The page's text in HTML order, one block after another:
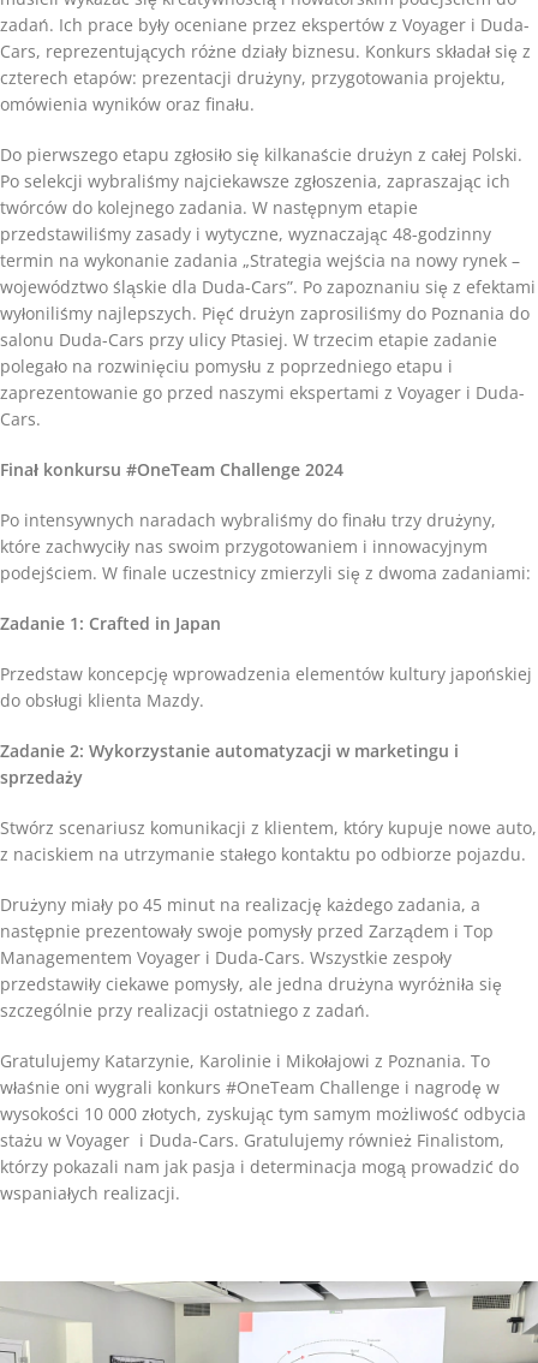
zadań. Ich prace były oceniane przez ekspertów z Voyager i Duda-
Cars, reprezentujących różne działy biznesu. Konkurs składał się z
czterech etapów: prezentacji drużyny, przygotowania projektu,
omówienia wyników oraz finału.
Do pierwszego etapu zgłosiło się kilkanaście drużyn z całej Polski.
Po selekcji wybraliśmy najciekawsze zgłoszenia, zapraszając ich
twórców do kolejnego zadania. W następnym etapie
przedstawiliśmy zasady i wytyczne, wyznaczając 48-godzinny
termin na wykonanie zadania „Strategia wejścia na nowy rynek –
województwo śląskie dla Duda-Cars”. Po zapoznaniu się z efektami
wyłoniliśmy najlepszych. Pięć drużyn zaprosiliśmy do Poznania do
salonu Duda-Cars przy ulicy Ptasiej. W trzecim etapie zadanie
polegało na rozwinięciu pomysłu z poprzedniego etapu i
zaprezentowanie go przed naszymi ekspertami z Voyager i Duda-
Cars.
Finał konkursu #OneTeam Challenge 2024
Po intensywnych naradach wybraliśmy do finału trzy drużyny,
które zachwyciły nas swoim przygotowaniem i innowacyjnym
podejściem. W finale uczestnicy zmierzyli się z dwoma zadaniami:
Zadanie 1: Crafted in Japan
Przedstaw koncepcję wprowadzenia elementów kultury japońskiej
do obsługi klienta Mazdy.
Zadanie 2: Wykorzystanie automatyzacji w marketingu i
sprzedaży
Stwórz scenariusz komunikacji z klientem, który kupuje nowe auto,
z naciskiem na utrzymanie stałego kontaktu po odbiorze pojazdu.
Drużyny miały po 45 minut na realizację każdego zadania, a
następnie prezentowały swoje pomysły przed Zarządem i Top
Managementem Voyager i Duda-Cars. Wszystkie zespoły
przedstawiły ciekawe pomysły, ale jedna drużyna wyróżniła się
szczególnie przy realizacji ostatniego z zadań.
Gratulujemy Katarzynie, Karolinie i Mikołajowi z Poznania. To
właśnie oni wygrali konkurs #OneTeam Challenge i nagrodę w
wysokości 10 000 złotych, zyskując tym samym możliwość odbycia
stażu w Voyager i Duda-Cars. Gratulujemy również Finalistom,
którzy pokazali nam jak pasja i determinacja mogą prowadzić do
wspaniałych realizacji.